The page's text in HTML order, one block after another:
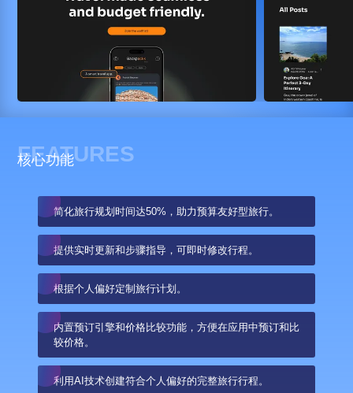
FEATURES
核心功能
简化旅行规划时间达50%，助力预算友好型旅行。
提供实时更新和步骤指导，可即时修改行程。
根据个人偏好定制旅行计划。
内置预订引擎和价格比较功能，方便在应用中预订和比
较价格。
利用AI技术创建符合个人偏好的完整旅行行程。